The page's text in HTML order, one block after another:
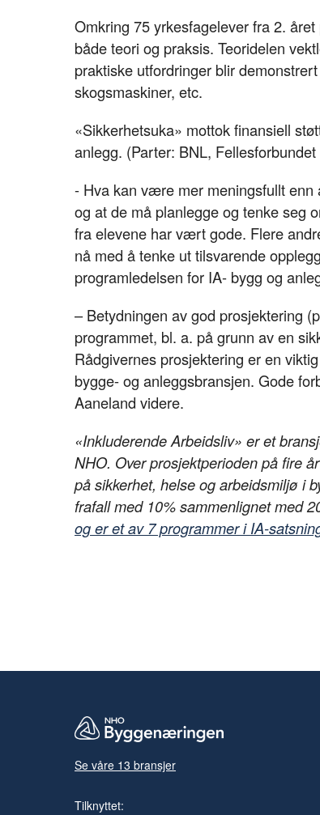
Omkring 75 yrkesfagelever fra 2.
både teori og praksis. Teoridelen
praktiske utfordringer blir
skogsmaskiner, etc.
«Sikkerhetsuka» mottok finansiell
anlegg. (Parter: BNL,
- Hva kan være mer meningsfullt
og at de må planlegge og tenke seg
fra elevene har vært gode. Flere
nå med å tenke ut tilsvarende
programledelsen for IA- bygg og
– Betydningen av god prosjektering
programmet, bl. a. på grunn av en
Rådgivernes prosjektering er en
bygge- og anleggsbransjen. Gode
Aaneland videre.
«Inkluderende Arbeidsliv» er et
NHO. Over prosjektperioden på fire
på sikkerhet, helse og arbeidsmiljø i
frafall med 10% sammenlignet med
og er et av 7 programmer i IA-
Se våre 13 bransjer
Tilknyttet: